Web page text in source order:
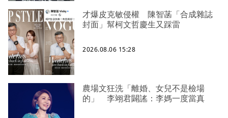
才爆皮克敏侵權 陳智菡「合成雜誌
封面」幫柯文哲慶生又踩雷
2026.08.06 15:28
農場文狂洗「離婚、女兒不是檢場
的」 李翊君闢謠：李媽一度當真